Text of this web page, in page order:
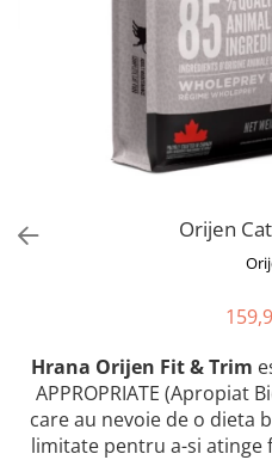
Recompense caini
Custi si Genti de Transport
Diete veterinare
Hainute
Orijen
Hrana Orijen Fit & Trim
APPROPRIATE (Apropiat
care au nevoie de o dieta
limitate pentru a-si atinge